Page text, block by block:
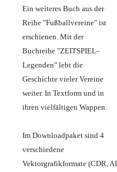
Ein weiteres Buch aus der
Reihe "Fußballvereine" ist
erschienen. Mit der
Buchreihe "ZEITSPIEL-
Legenden" lebt die
Geschichte vieler Vereine
weiter. In Textform und in
ihren vielfältigen Wappen.
Im Downloadpaket sind 4
verschiedene
Vektorgrafikformate (CDR, AI